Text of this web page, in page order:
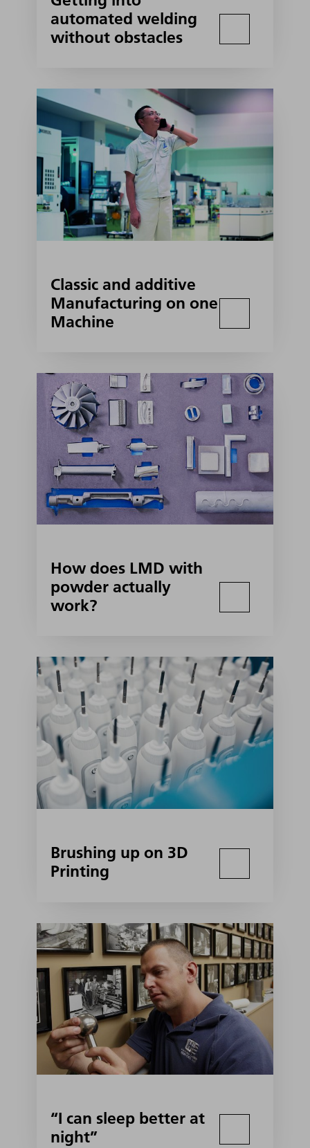
automated welding
without obstacles
Classic and additive
Manufacturing on one
Machine
How does LMD with
powder actually
work?
Brushing up on 3D
Printing
“I can sleep better at
night”